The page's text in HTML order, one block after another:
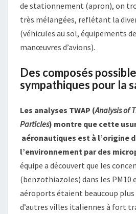
de stationnement (apron), on
très mélangées, reflétant la
(véhicules au sol, équipements
manœuvres d’avions).
Des composés
sympathiques pour la
Les analyses TWAP (Analysis of
Particles) montre que cette
aéronautiques est à l’origine
l’environnement par des
équipe a découvert que les
(benzothiazoles) dans les PM10
aéroports étaient beaucoup plus
d’autres villes italiennes à fort